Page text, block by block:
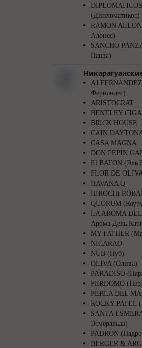
DIPLOMATICOS
(Дипломатикос)
RAMON
Алонес)
SANCHO
Панза)
AJ
Фернандес)
ARISTOCRAT
BENTLEY
BRICK HOUSE
CAIN
CASA MAGNA
DON PEPIN
El BATON (Эль
FLOR DE
HAVANA Q
HIROCHI
QUORUM
LA AROMA
Арома Дель
MY FATHER
NICARAO
NUB (Нуб)
OLIVA (Олива)
PARADISO
PERDOMO
PERLA DEL
ROCKY PATEL
SANTA
Эсмеральда)
PADRON
BERGER &